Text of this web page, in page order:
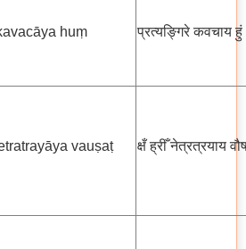
huṃ प्रत्यङ्गिरे कवचाय हुं
vauṣaṭ क्षँ ह्रीँ नेत्रत्रयाय